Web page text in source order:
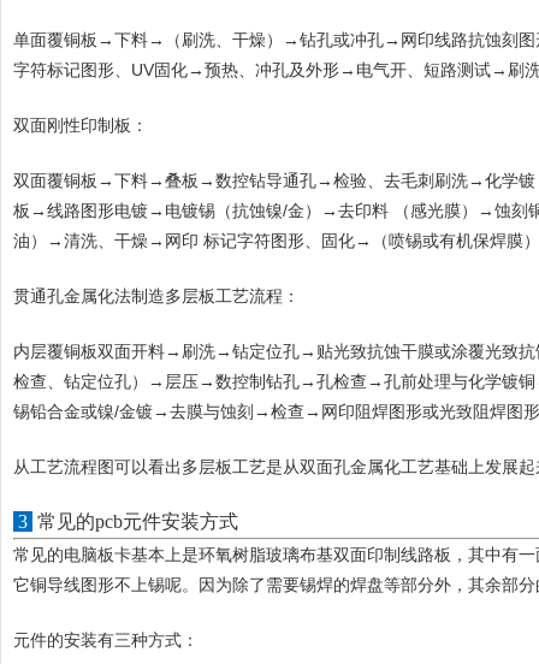
单面覆铜板→下料→（刷洗、干燥）→钻孔或冲孔→网印线路抗蚀刻
字符标记图形、UV固化→预热、冲孔及外形→电气开、短路测试→刷
双面刚性印制板：
双面覆铜板→下料→叠板→数控钻导通孔→检验、去毛刺刷洗→化学镀
板→线路图形电镀→电镀锡（抗蚀镍/金）→去印料 （感光膜）→蚀刻
油）→清洗、干燥→网印 标记字符图形、固化→（喷锡或有机保焊
贯通孔金属化法制造多层板工艺流程：
内层覆铜板双面开料→刷洗→钻定位孔→贴光致抗蚀干膜或涂覆光致
检查、钻定位孔）→层压→数控制钻孔→孔检查→孔前处理与化学镀
锡铅合金或镍/金镀→去膜与蚀刻→检查→网印阻焊图形或光致阻焊
从工艺流程图可以看出多层板工艺是从双面孔金属化工艺基础上发展
3 常见的pcb元件安装方式
常见的电脑板卡基本上是环氧树脂玻璃布基双面印制线路板，其中有
它铜导线图形不上锡呢。因为除了需要锡焊的焊盘等部分外，其余部
元件的安装有三种方式：